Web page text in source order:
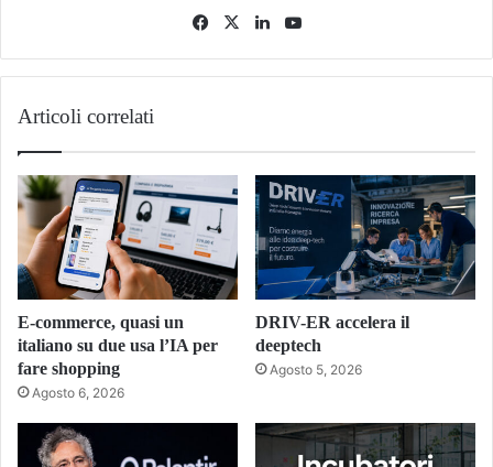
Facebook
X LinkedIn
Articoli correlati
E-commerce, quasi un
italiano su due usa l’IA per
fare shopping
Agosto 6, 2026
DRIV-ER accelera il
deeptech
Agosto 5, 2026